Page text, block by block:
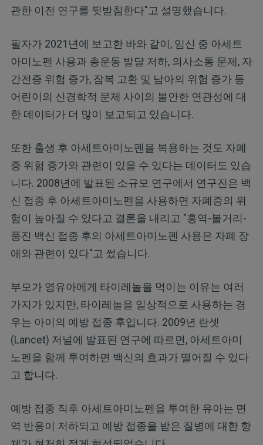
관한 이전 연구를 뒷받침한다"고 설명했습니다.
필자가 2021년에 보고한 바와 같이, 임신 중 아세트
아미노펜 사용과 총운동 발달 저하, 의사소통 문제, 자
간전증 위험 증가, 잠복 고환 및 남아의 위험 증가 등
어린이의 신경학적 문제 사이의 불안한 연관성에 대
한 데이터가 더 많이 보고되고 있습니다.
또한 출생 후 아세트아미노펜을 복용하는 것도 자폐
증 위험 증가와 관련이 있을 수 있다는 데이터도 있습
니다. 2008년에 발표된 소규모 연구에서 연구진은 백
신 접종 후 아세트아미노펜을 사용하면 자폐증의 위
험이 높아질 수 있다고 결론을 내리고 "홍역-볼거리-
풍진 백신 접종 후의 아세트아미노펜 사용은 자폐 장
애와 관련이 있다"고 썼습니다.
부모가 영유아에게 타이레놀을 먹이는 이유는 여러
가지가 있지만, 타이레놀을 일상적으로 사용하는 경
우는 아이의 예방 접종 후입니다. 2009년 란셋
(Lancet) 저널에 발표된 연구에 따르면, 아세트아미
노펜을 함께 투여하면 백신의 효과가 떨어질 수 있다
고 합니다.
예방 접종 직후 아세트아미노펜을 투여한 유아는 면
역 반응이 저하되고 예방 접종을 받은 질병에 대한 항